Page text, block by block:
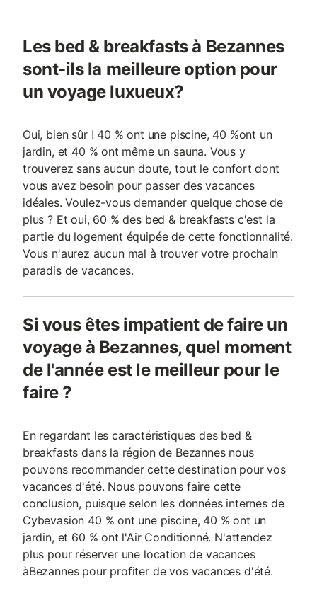
Les bed & breakfasts à Bezannes
sont-ils la meilleure option pour
un voyage luxueux?
Oui, bien sûr ! 40 % ont une piscine, 40 %ont un
jardin, et 40 % ont même un sauna. Vous y
trouverez sans aucun doute, tout le confort dont
vous avez besoin pour passer des vacances
idéales. Voulez-vous demander quelque chose de
plus ? Et oui, 60 % des bed & breakfasts c'est la
partie du logement équipée de cette fonctionnalité.
Vous n'aurez aucun mal à trouver votre prochain
paradis de vacances.
Si vous êtes impatient de faire un
voyage à Bezannes, quel moment
de l'année est le meilleur pour le
faire ?
En regardant les caractéristiques des bed &
breakfasts dans la région de Bezannes nous
pouvons recommander cette destination pour vos
vacances d'été. Nous pouvons faire cette
conclusion, puisque selon les données internes de
Cybevasion 40 % ont une piscine, 40 % ont un
jardin, et 60 % ont l'Air Conditionné. N'attendez
plus pour réserver une location de vacances
àBezannes pour profiter de vos vacances d'été.